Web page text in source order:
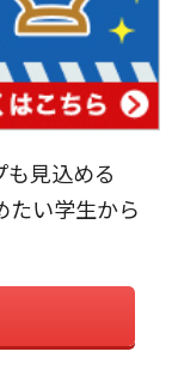
見込める
たい学生から